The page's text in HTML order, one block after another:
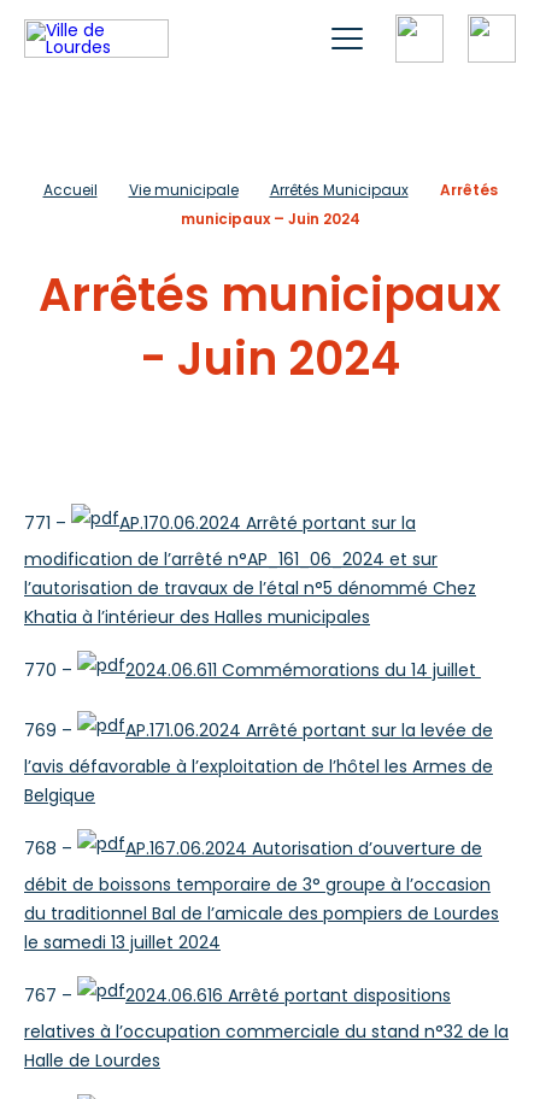
Accueil Vie municipale Arrêtés Municipaux
Arrêtés
municipaux – Juin 2024
Arrêtés municipaux
- Juin 2024
771 –
AP.170.06.2024 Arrêté portant sur la
modification de l’arrêté n°AP_161_06_2024 et sur
l’autorisation de travaux de l’étal n°5 dénommé Chez
Khatia à l’intérieur des Halles municipales
770 – 2024.06.611 Commémorations du 14 juillet
769 –
AP.171.06.2024 Arrêté portant sur la levée de
l’avis défavorable à l’exploitation de l’hôtel les Armes de
Belgique
768 –
AP.167.06.2024 Autorisation d’ouverture de
débit de boissons temporaire de 3° groupe à l’occasion
du traditionnel Bal de l’amicale des pompiers de Lourdes
le samedi 13 juillet 2024
767 –
2024.06.616 Arrêté portant dispositions
relatives à l’occupation commerciale du stand n°32 de la
Halle de Lourdes